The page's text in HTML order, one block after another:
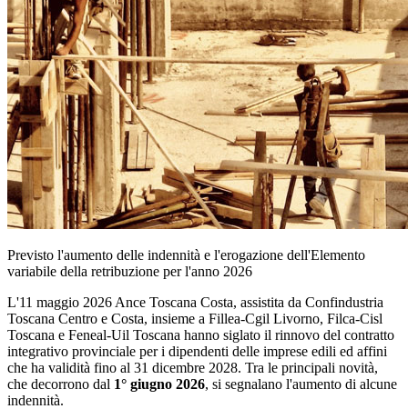
Previsto l'aumento delle indennità e l'erogazione dell'Elemento
variabile della retribuzione per l'anno 2026
L'11 maggio 2026 Ance Toscana Costa, assistita da Confindustria
Toscana Centro e Costa, insieme a Fillea-Cgil Livorno, Filca-Cisl
Toscana e Feneal-Uil Toscana hanno siglato il rinnovo del contratto
integrativo provinciale per i dipendenti delle imprese edili ed affini
che ha validità fino al 31 dicembre 2028. Tra le principali novità,
che decorrono dal 1° giugno 2026, si segnalano l'aumento di alcune
indennità.